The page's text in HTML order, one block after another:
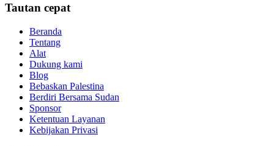
Tautan cepat
Beranda
Tentang
Alat
Dukung kami
Blog
Bebaskan Palestina
Berdiri Bersama Sudan
Sponsor
Ketentuan Layanan
Kebijakan Privasi